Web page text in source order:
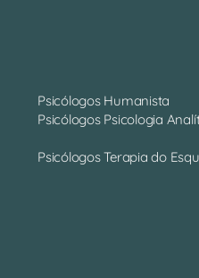
Psicólogos Humanista
Psicólogos Psicologia
Psicólogos Terapia do